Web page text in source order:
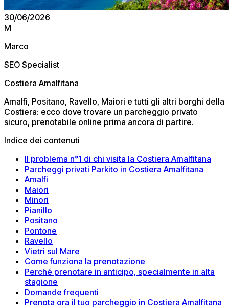
30/06/2026
M
Marco
SEO Specialist
Costiera Amalfitana
Amalfi, Positano, Ravello, Maiori e tutti gli altri borghi della
Costiera: ecco dove trovare un parcheggio privato
sicuro, prenotabile online prima ancora di partire.
Indice dei contenuti
Il problema n°1 di chi visita la Costiera Amalfitana
Parcheggi privati Parkito in Costiera Amalfitana
Amalfi
Maiori
Minori
Pianillo
Positano
Pontone
Ravello
Vietri sul Mare
Come funziona la prenotazione
Perché prenotare in anticipo, specialmente in alta
stagione
Domande frequenti
Prenota ora il tuo parcheggio in Costiera Amalfitana